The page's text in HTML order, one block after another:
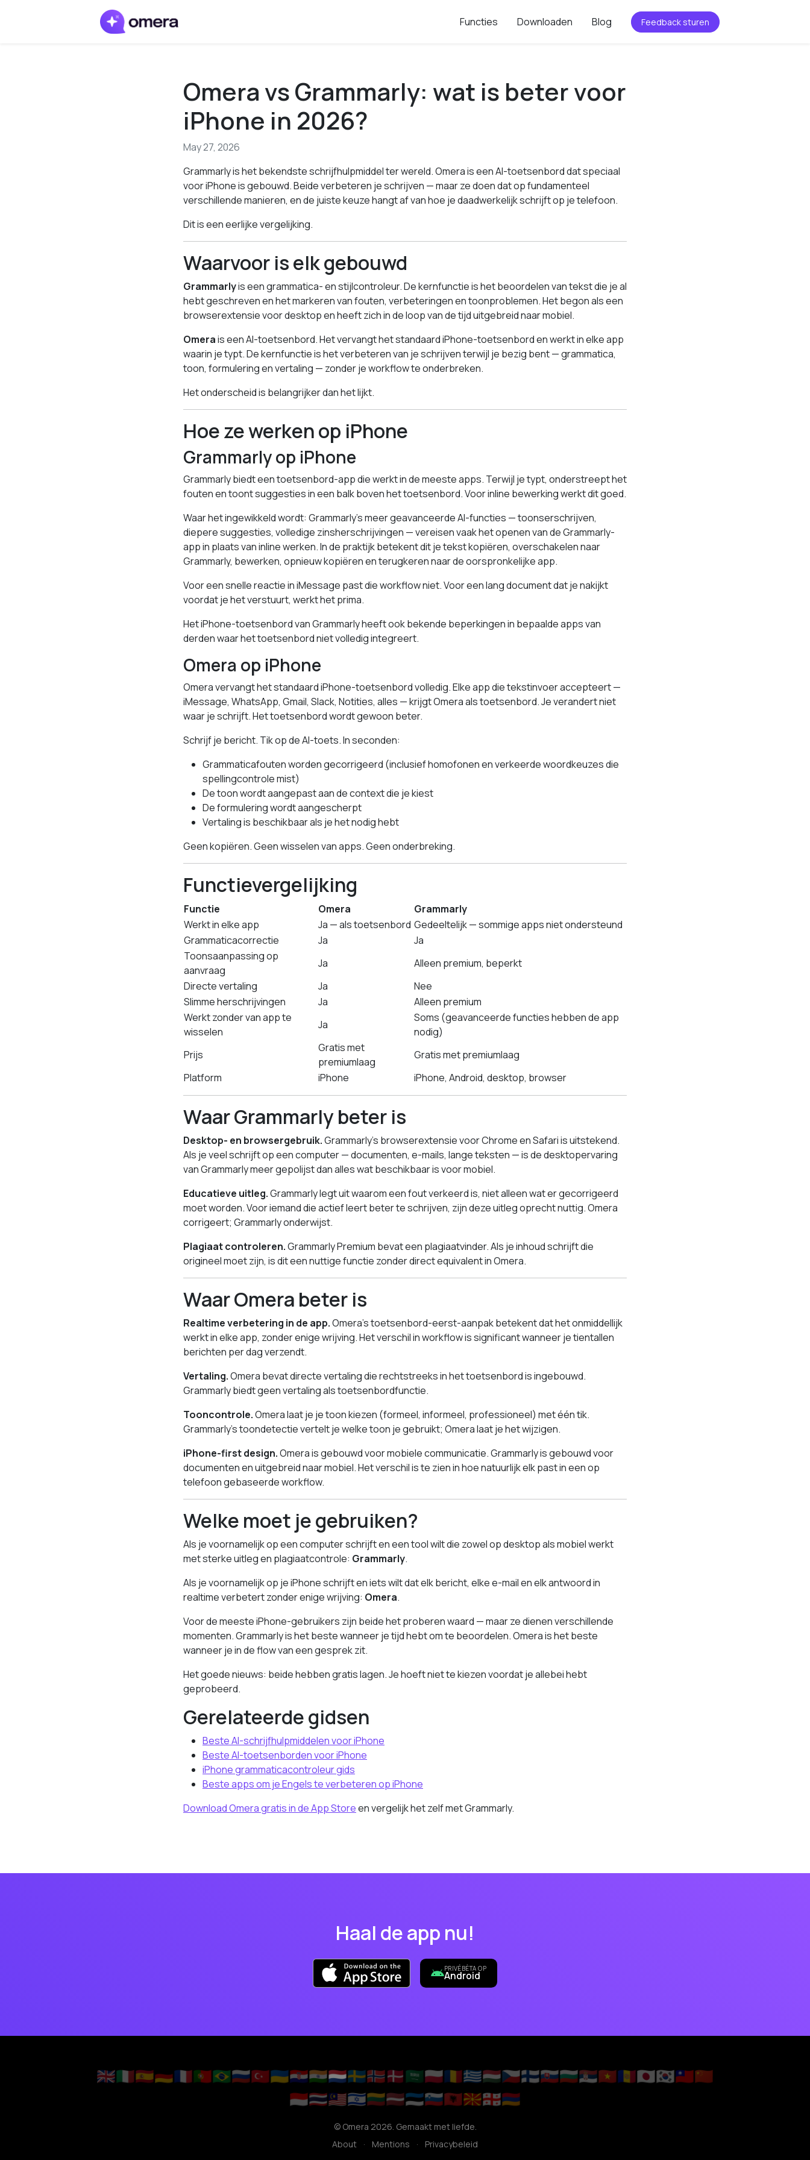
Functies Downloaden Blog Feedback sturen
Omera vs Grammarly: wat is beter voor
iPhone in 2026?
May 27, 2026
Grammarly is het bekendste schrijfhulpmiddel ter wereld. Omera is een AI-toetsenbord dat speciaal
voor iPhone is gebouwd. Beide verbeteren je schrijven — maar ze doen dat op fundamenteel
verschillende manieren, en de juiste keuze hangt af van hoe je daadwerkelijk schrijft op je telefoon.
Dit is een eerlijke vergelijking.
Waarvoor is elk gebouwd
Grammarlyis een grammatica- en stijlcontroleur. De kernfunctie is het beoordelen van tekst die je al
hebt geschreven en het markeren van fouten, verbeteringen en toonproblemen. Het begon als een
browserextensie voor desktop en heeft zich in de loop van de tijd uitgebreid naar mobiel.
Omerais een AI-toetsenbord. Het vervangt het standaard iPhone-toetsenbord en werkt in elke app
waarin je typt. De kernfunctie is het verbeteren van je schrijven terwijl je bezig bent — grammatica,
toon, formulering en vertaling — zonder je workflow te onderbreken.
Het onderscheid is belangrijker dan het lijkt.
Hoe ze werken op iPhone
Grammarly op iPhone
Grammarly biedt een toetsenbord-app die werkt in de meeste apps. Terwijl je typt, onderstreept het
fouten en toont suggesties in een balk boven het toetsenbord. Voor inline bewerking werkt dit goed.
Waar het ingewikkeld wordt: Grammarly’s meer geavanceerde AI-functies — toonserschrijven,
diepere suggesties, volledige zinsherschrijvingen — vereisen vaak het openen van de Grammarly-
app in plaats van inline werken. In de praktijk betekent dit je tekst kopiëren, overschakelen naar
Grammarly, bewerken, opnieuw kopiëren en terugkeren naar de oorspronkelijke app.
Voor een snelle reactie in iMessage past die workflow niet. Voor een lang document dat je nakijkt
voordat je het verstuurt, werkt het prima.
Het iPhone-toetsenbord van Grammarly heeft ook bekende beperkingen in bepaalde apps van
derden waar het toetsenbord niet volledig integreert.
Omera op iPhone
Omera vervangt het standaard iPhone-toetsenbord volledig. Elke app die tekstinvoer accepteert —
iMessage, WhatsApp, Gmail, Slack, Notities, alles — krijgt Omera als toetsenbord. Je verandert niet
waar je schrijft. Het toetsenbord wordt gewoon beter.
Schrijf je bericht. Tik op de AI-toets. In seconden:
Grammaticafouten worden gecorrigeerd (inclusief homofonen en verkeerde woordkeuzes die
spellingcontrole mist)
De toon wordt aangepast aan de context die je kiest
De formulering wordt aangescherpt
Vertaling is beschikbaar als je het nodig hebt
Geen kopiëren. Geen wisselen van apps. Geen onderbreking.
Functievergelijking
Functie Omera
Grammarly
Werkt in elke app
Ja — als toetsenbord Gedeeltelijk — sommige apps niet ondersteund
Grammaticacorrectie
Ja
Ja
Toonsaanpassing op
aanvraag
Ja
Alleen premium, beperkt
Directe vertaling
Ja
Nee
Slimme herschrijvingen
Ja
Alleen premium
Werkt zonder van app te
wisselen
Ja
Soms (geavanceerde functies hebben de app
nodig)
Prijs
Gratis met
premiumlaag
Gratis met premiumlaag
Platform
iPhone iPhone, Android, desktop, browser
Waar Grammarly beter is
Desktop- en browsergebruik.Grammarly’s browserextensie voor Chrome en Safari is uitstekend.
Als je veel schrijft op een computer — documenten, e-mails, lange teksten — is de desktopervaring
van Grammarly meer gepolijst dan alles wat beschikbaar is voor mobiel.
Educatieve uitleg.Grammarly legt uit waarom een fout verkeerd is, niet alleen wat er gecorrigeerd
moet worden. Voor iemand die actief leert beter te schrijven, zijn deze uitleg oprecht nuttig. Omera
corrigeert; Grammarly onderwijst.
Plagiaat controleren.Grammarly Premium bevat een plagiaatvinder. Als je inhoud schrijft die
origineel moet zijn, is dit een nuttige functie zonder direct equivalent in Omera.
Waar Omera beter is
Realtime verbetering in de app.Omera’s toetsenbord-eerst-aanpak betekent dat het onmiddellijk
werkt in elke app, zonder enige wrijving. Het verschil in workflow is significant wanneer je tientallen
berichten per dag verzendt.
Vertaling.Omera bevat directe vertaling die rechtstreeks in het toetsenbord is ingebouwd.
Grammarly biedt geen vertaling als toetsenbord­functie.
Tooncontrole.Omera laat je je toon kiezen (formeel, informeel, professioneel) met één tik.
Grammarly’s toondetectie vertelt je welke toon je gebruikt; Omera laat je het wijzigen.
iPhone-first design.Omera is gebouwd voor mobiele communicatie. Grammarly is gebouwd voor
documenten en uitgebreid naar mobiel. Het verschil is te zien in hoe natuurlijk elk past in een op
telefoon gebaseerde workflow.
Welke moet je gebruiken?
Als je voornamelijk op een computer schrijft en een tool wilt die zowel op desktop als mobiel werkt
met sterke uitleg en plagiaat­controle: Grammarly.
Als je voornamelijk op je iPhone schrijft en iets wilt dat elk bericht, elke e-mail en elk antwoord in
realtime verbetert zonder enige wrijving: Omera.
Voor de meeste iPhone-gebruikers zijn beide het proberen waard — maar ze dienen verschillende
momenten. Grammarly is het beste wanneer je tijd hebt om te beoordelen. Omera is het beste
wanneer je in de flow van een gesprek zit.
Het goede nieuws: beide hebben gratis lagen. Je hoeft niet te kiezen voordat je allebei hebt
geprobeerd.
Gerelateerde gidsen
Beste AI-schrijfhulpmiddelen voor iPhone
Beste AI-toetsenborden voor iPhone
iPhone grammaticacontroleur gids
Beste apps om je Engels te verbeteren op iPhone
Download Omera gratis in de App Storeen vergelijk het zelf met Grammarly.
Haal de app nu!
PRIVÉBÈTA OP
Android
🇬🇧🇮🇹🇪🇸🇩🇪🇫🇷🇵🇹🇧🇷🇷🇺🇹🇷🇺🇦🇭🇷🇮🇳🇳🇱🇸🇪🇳🇴🇩🇰🇸🇦🇵🇱🇷🇴🇬🇷🇭🇺🇨🇿🇫🇮🇸🇰🇧🇬🇷🇸🇻🇳🇦🇩🇯🇵🇰🇷🇹🇼🇨🇳
🇮🇩🇹🇭🇲🇾🇮🇱🇱🇹🇱🇻🇪🇪🇸🇮🇦🇱🇲🇰🇬🇪🇦🇲
© Omera 2026. Gemaakt met liefde.
About
· Mentions · Privacybeleid